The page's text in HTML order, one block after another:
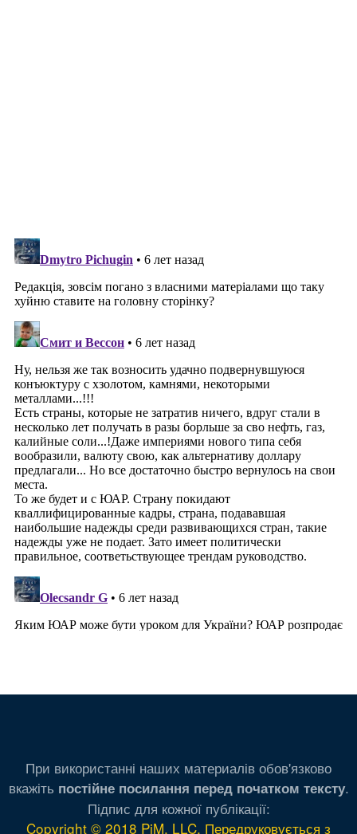
При використанні наших материалів обов'язково
вкажіть постійне посилання перед початком тексту.
Підпис для кожної публікації:
Copyright © 2018 PiM, LLC. Передруковується з